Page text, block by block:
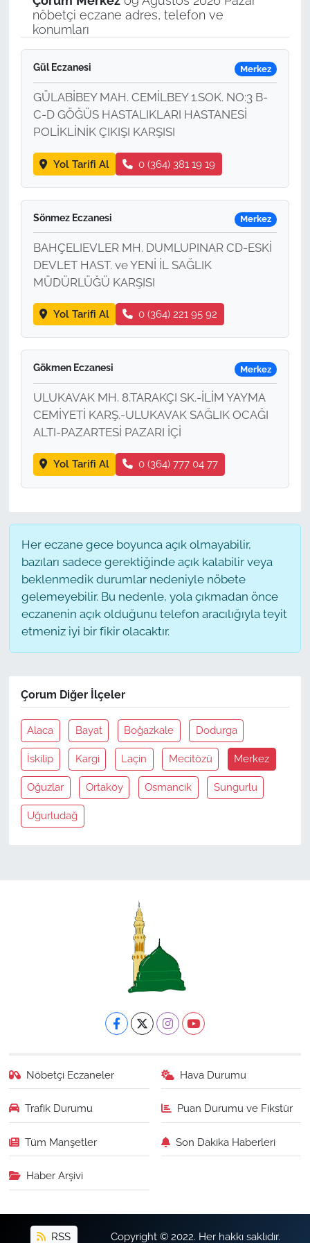
nöbetçi eczane adres, telefon ve
konumları
Gül Eczanesi Merkez
GÜLABİBEY MAH. CEMİLBEY 1.SOK. NO:3 B-
C-D GÖĞÜS HASTALIKLARI HASTANESİ
POLİKLİNİK ÇIKIŞI KARŞISI
Yol Tarifi Al 0 (364) 381 19 19
Sönmez Eczanesi Merkez
BAHÇELIEVLER MH. DUMLUPINAR CD-ESKİ
DEVLET HAST. ve YENİ İL SAĞLIK
MÜDÜRLÜĞÜ KARŞISI
Yol Tarifi Al 0 (364) 221 95 92
Gökmen Eczanesi Merkez
ULUKAVAK MH. 8.TARAKÇI SK.-İLİM YAYMA
CEMİYETİ KARŞ.-ULUKAVAK SAĞLIK OCAĞI
ALTI-PAZARTESİ PAZARI İÇİ
Yol Tarifi Al 0 (364) 777 04 77
Her eczane gece boyunca açık olmayabilir,
bazıları sadece gerektiğinde açık kalabilir veya
beklenmedik durumlar nedeniyle nöbete
gelemeyebilir. Bu nedenle, yola çıkmadan önce
eczanenin açık olduğunu telefon aracılığıyla teyit
etmeniz iyi bir fikir olacaktır.
Çorum Diğer İlçeler
Alaca Bayat Boğazkale Dodurga
İskilip Kargi Laçin Mecitözü Merkez
Oğuzlar Ortaköy Osmancik Sungurlu
Uğurludağ
Nöbetçi Eczaneler Hava Durumu
Trafik Durumu Puan Durumu ve Fikstür
Tüm Manşetler Son Dakika Haberleri
Haber Arşivi
RSS Copyright © 2022. Her hakkı saklıdır.